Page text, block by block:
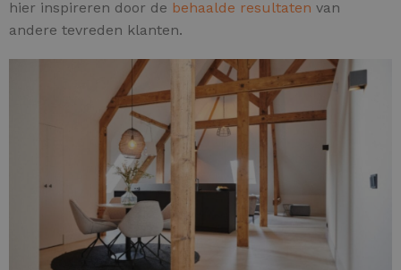
hier inspireren door de behaalde resultaten van
andere tevreden klanten.